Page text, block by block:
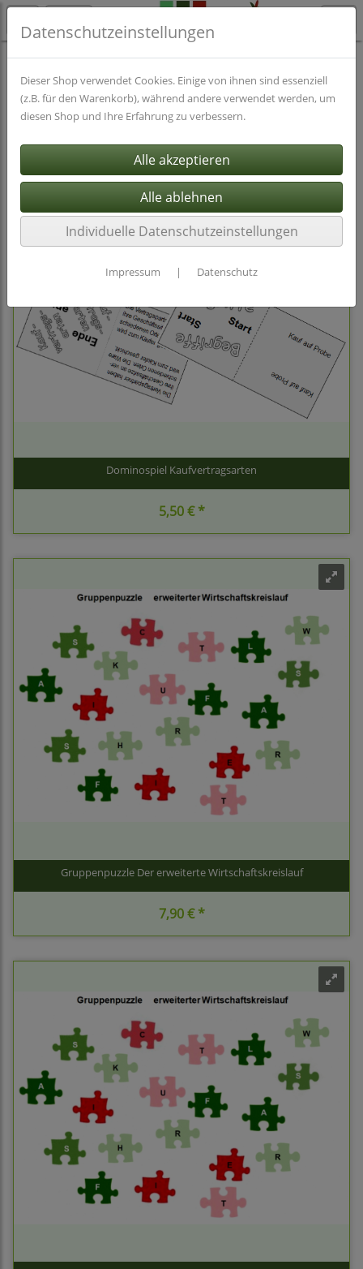
Spiele Betriebswirtschaftslehre
Sortierung wählen
Filter
Dominospiel Kaufvertragsarten
5,50 € *
Gruppenpuzzle Der erweiterte Wirtschaftskreislauf
7,90 € *
Datenschutzeinstellungen
Dieser Shop verwendet Cookies. Einige von ihnen sind essenziell
(z.B. für den Warenkorb), während andere verwendet werden, um
diesen Shop und Ihre Erfahrung zu verbessern.
Individuelle Datenschutzeinstellungen
Impressum | Datenschutz